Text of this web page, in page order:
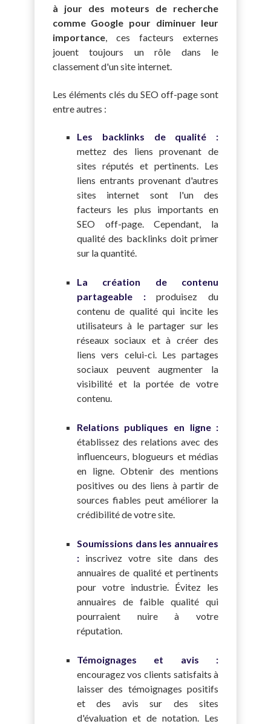
à jour des moteurs de recherche
comme Google pour diminuer leur
importance, ces facteurs externes
jouent toujours un rôle dans le
classement d'un site internet.
Les éléments clés du SEO off-page sont
entre autres :
Les backlinks de qualité :
mettez des liens provenant de
sites réputés et pertinents. Les
liens entrants provenant d'autres
sites internet sont l'un des
facteurs les plus importants en
SEO off-page. Cependant, la
qualité des backlinks doit primer
sur la quantité.
La création de contenu
partageable :produisez du
contenu de qualité qui incite les
utilisateurs à le partager sur les
réseaux sociaux et à créer des
liens vers celui-ci. Les partages
sociaux peuvent augmenter la
visibilité et la portée de votre
contenu.
Relations publiques en ligne :
établissez des relations avec des
influenceurs, blogueurs et médias
en ligne. Obtenir des mentions
positives ou des liens à partir de
sources fiables peut améliorer la
crédibilité de votre site.
Soumissions dans les annuaires
: inscrivez votre site dans des
annuaires de qualité et pertinents
pour votre industrie. Évitez les
annuaires de faible qualité qui
pourraient nuire à votre
réputation.
Témoignages et avis :
encouragez vos clients satisfaits à
laisser des témoignages positifs
et des avis sur des sites
d'évaluation et de notation. Les